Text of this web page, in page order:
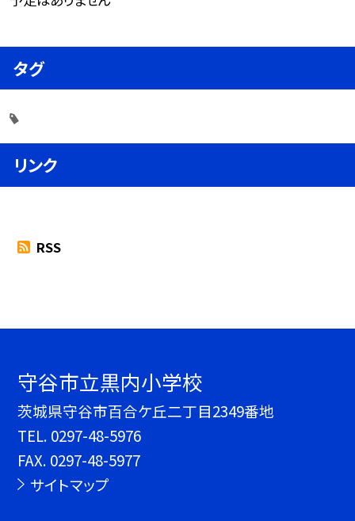
タグ
リンク
RSS
守谷市立黒内小学校
茨城県守谷市百合ケ丘二丁目2349番地
TEL. 0297-48-5976
FAX. 0297-48-5977
サイトマップ